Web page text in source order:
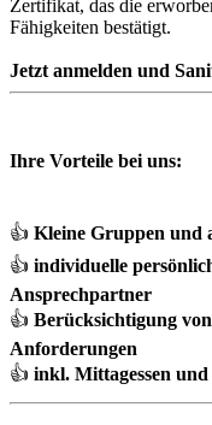
Zertifikat, das die
Fähigkeiten bestätigt.
Jetzt anmelden und
Ihre Vorteile bei uns:
👍 Kleine Gruppen und
👍 individuelle
Ansprechpartner
👍 Berücksichtigung
Anforderungen
👍 inkl. Mittagessen